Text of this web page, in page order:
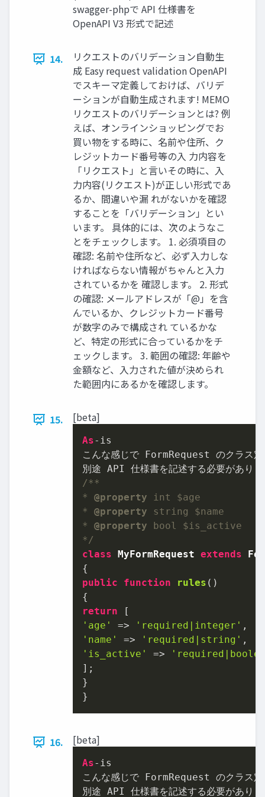
swagger-phpで API 仕様書を
OpenAPI V3 形式で記述
14.
リクエストのバリデーション自動生
成 Easy request validation OpenAPI
でスキーマ定義しておけば、バリデ
ーションが自動生成されます! MEMO
リクエストのバリデーションとは? 例
えば、オンラインショッピングでお
買い物をする時に、名前や住所、ク
レジットカード番号等の入 力内容を
「リクエスト」と言いその時に、入
力内容(リクエスト)が正しい形式であ
るか、間違いや漏 れがないかを確認
することを「バリデーション」とい
います。 具体的には、次のようなこ
とをチェックします。 1. 必須項目の
確認: 名前や住所など、必ず入力しな
ければならない情報がちゃんと入力
されているかを 確認します。 2. 形式
の確認: メールアドレスが「@」を含
んでいるか、クレジットカード番号
が数字のみで構成され ているかな
ど、特定の形式に合っているかをチ
ェックします。 3. 範囲の確認: 年齢や
金額など、入力された値が決められ
た範囲内にあるかを確認します。
15. [beta]
As-is
こんな感じで FormRequest のクラス定
/**
* @property int $age
* @property string $name
* @property bool $is_active
*/
class
MyFormRequest extends
public
function rules (
return
'age'
=> 'required|integer'
'name'
=> 'required|string'
'is_active'
=>
];
}
}
16. [beta]
As-is
こんな感じで FormRequest のクラス定